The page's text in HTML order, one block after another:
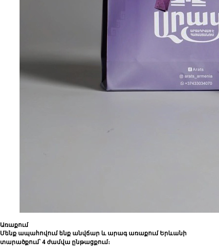
Առաքում
Մենք ապահովում ենք անվճար և արագ առաքում Երևանի
տարածքում՝ 4 ժամվա ընթացքում։